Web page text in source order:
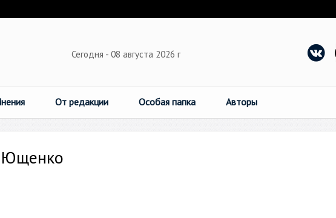
Сегодня - 08 августа 2026 г
От редакции Особая папка Авторы
Ющенко